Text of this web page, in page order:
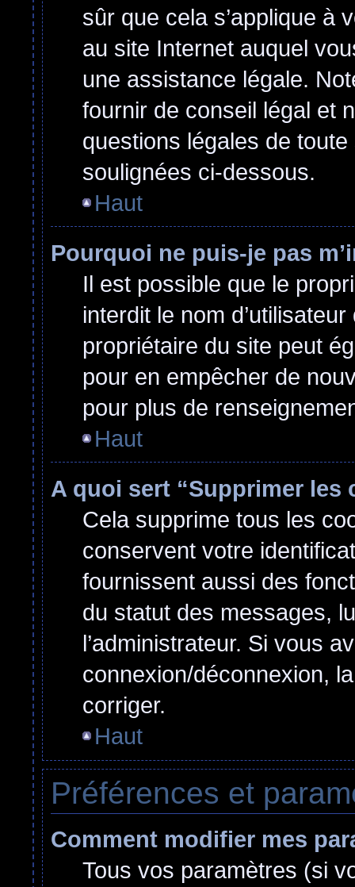
sûr que cela s’applique à
au site Internet auquel
une assistance légale.
fournir de conseil légal et
questions légales de
soulignées ci-dessous.
Haut
Pourquoi ne puis-je pas
Il est possible que le
interdit le nom
propriétaire du site peut
pour en empêcher de
pour plus de
Haut
A quoi sert “Supprimer les
Cela supprime tous les
conservent votre
fournissent aussi des
du statut des messages,
l’administrateur. Si vous
connexion/déconnexion,
corriger.
Haut
Préférences et
Comment modifier mes
Tous vos paramètres (si